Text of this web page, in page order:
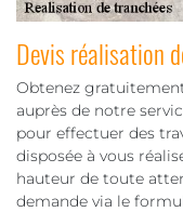
Devis réalisation
Obtenez
auprès de notre
pour effectuer des
disposée à vous
hauteur de toute
demande via le